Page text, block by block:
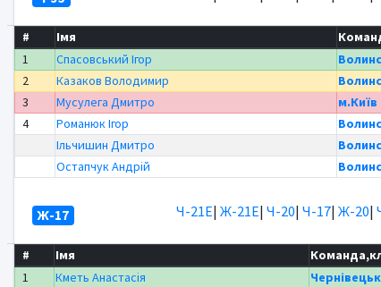
# Імя
1
Спасовський Ігор
2
Казаков Володимир
3
Мусулега Дмитро м.Київ
4
Романюк Ігор
Ільчишин Дмитро
Остапчук Андрій
Ж-17 Ч-21Е| Ж-21Е| Ч-20| Ч-17| Ж-20|
# Імя
1
Кметь Анастасія